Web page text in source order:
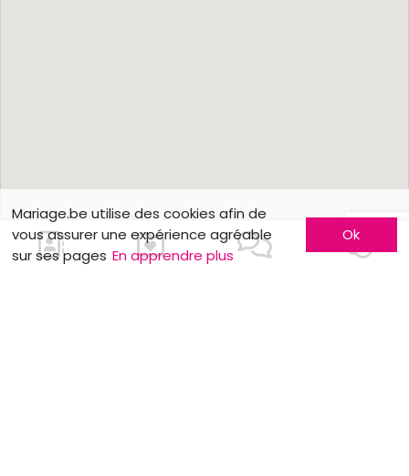
Nous contacter
Mariage.be utilise des cookies afin de
vous assurer une expérience agréable
sur ses pages En apprendre plus
Ok